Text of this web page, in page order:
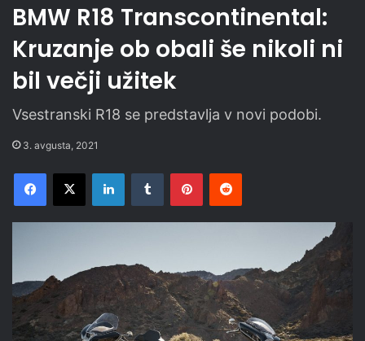
BMW R18 Transcontinental:
Kruzanje ob obali še nikoli ni
bil večji užitek
Vsestranski R18 se predstavlja v novi podobi.
3. avgusta, 2021
Facebook
X LinkedInTumblr PinterestReddit